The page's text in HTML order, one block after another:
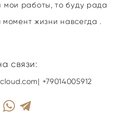
мои работы, то буду рада
момент жизни навсегда .
связи:
| +79014005912